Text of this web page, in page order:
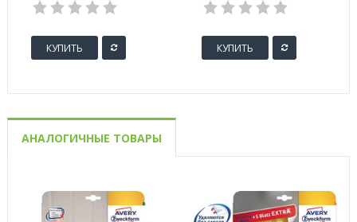
КУПИТЬ КУПИТЬ
АНАЛОГИЧНЫЕ ТОВАРЫ